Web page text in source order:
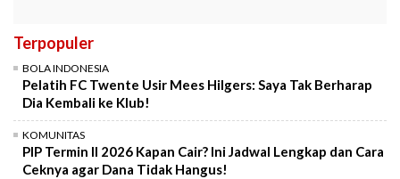
Terpopuler
BOLA INDONESIA
Pelatih FC Twente Usir Mees Hilgers: Saya Tak Berharap
Dia Kembali ke Klub!
KOMUNITAS
PIP Termin II 2026 Kapan Cair? Ini Jadwal Lengkap dan Cara
Ceknya agar Dana Tidak Hangus!